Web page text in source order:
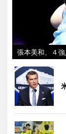
張本美和、４強